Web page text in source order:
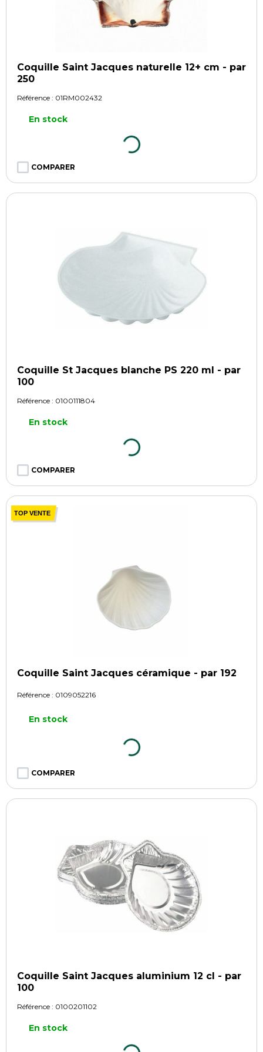
Coquille Saint Jacques naturelle 12+ cm - par
250
Référence : 01RM002432
En stock
COMPARER
Coquille St Jacques blanche PS 220 ml - par
100
Référence : 0100111804
En stock
COMPARER
TOP VENTE
Coquille Saint Jacques céramique - par 192
Référence : 0109052216
En stock
COMPARER
Coquille Saint Jacques aluminium 12 cl - par
100
Référence : 0100201102
En stock